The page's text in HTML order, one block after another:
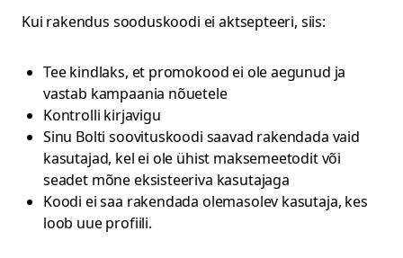
Kui rakendus sooduskoodi ei aktsepteeri, siis:
Tee kindlaks, et promokood ei ole aegunud ja
vastab kampaania nõuetele
Kontrolli kirjavigu
Sinu Bolti soovituskoodi saavad rakendada vaid
kasutajad, kel ei ole ühist maksemeetodit või
seadet mõne eksisteeriva kasutajaga
Koodi ei saa rakendada olemasolev kasutaja, kes
loob uue profiili.